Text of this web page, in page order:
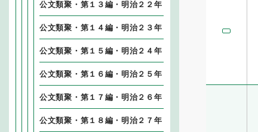
公文類聚・第１３編・明治２２年
公文類聚・第１４編・明治２３年
公文類聚・第１５編・明治２４年
公文類聚・第１６編・明治２５年
公文類聚・第１７編・明治２６年
公文類聚・第１８編・明治２７年